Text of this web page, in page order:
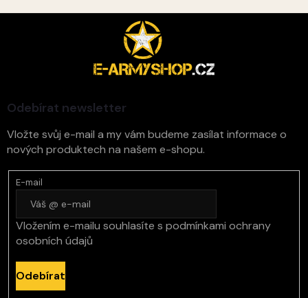
Odebírat newsletter
Vložte svůj e-mail a my vám budeme zasílat informace o
nových produktech na našem e-shopu.
E-mail
Vložením e-mailu souhlasíte s podmínkami ochrany
osobních údajů
Odebírat